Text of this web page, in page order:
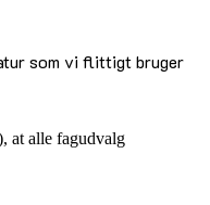
som vi flittigt bruger
at alle fagudvalg